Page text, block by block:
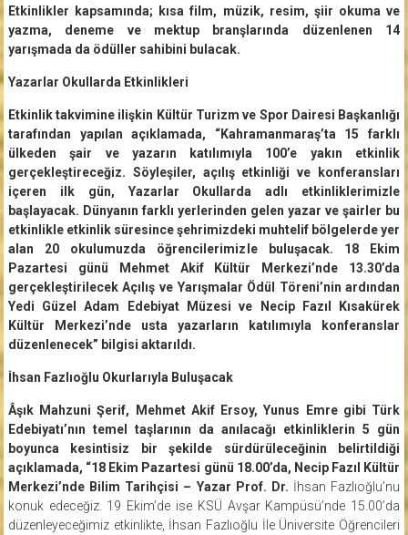
Etkinlikler kapsamında; kısa film, müzik, resim, şiir okuma ve
yazma, deneme ve mektup branşlarında düzenlenen 14
yarışmada da ödüller sahibini bulacak.
Yazarlar Okullarda Etkinlikleri
Etkinlik takvimine ilişkin Kültür Turizm ve Spor Dairesi Başkanlığı
tarafından yapılan açıklamada, “Kahramanmaraş’ta 15 farklı
ülkeden şair ve yazarın katılımıyla 100’e yakın etkinlik
gerçekleştireceğiz. Söyleşiler, açılış etkinliği ve konferansları
içeren ilk gün, Yazarlar Okullarda adlı etkinliklerimizle
başlayacak. Dünyanın farklı yerlerinden gelen yazar ve şairler bu
etkinlikle etkinlik süresince şehrimizdeki muhtelif bölgelerde yer
alan 20 okulumuzda öğrencilerimizle buluşacak. 18 Ekim
Pazartesi günü Mehmet Akif Kültür Merkezi’nde 13.30’da
gerçekleştirilecek Açılış ve Yarışmalar Ödül Töreni’nin ardından
Yedi Güzel Adam Edebiyat Müzesi ve Necip Fazıl Kısakürek
Kültür Merkezi’nde usta yazarların katılımıyla konferanslar
düzenlenecek” bilgisi aktarıldı.
İhsan Fazlıoğlu Okurlarıyla Buluşacak
Âşık Mahzuni Şerif, Mehmet Akif Ersoy, Yunus Emre gibi Türk
Edebiyatı’nın temel taşlarının da anılacağı etkinliklerin 5 gün
boyunca kesintisiz bir şekilde sürdürüleceğinin belirtildiği
açıklamada, “18 Ekim Pazartesi günü 18.00’da, Necip Fazıl Kültür
Merkezi’nde Bilim Tarihçisi – Yazar Prof. Dr. İhsan Fazlıoğlu’nu
konuk edeceğiz. 19 Ekim’de ise KSÜ Avşar Kampüsü’nde 15.00’da
düzenleyeceğimiz etkinlikte, İhsan Fazlıoğlu İle Üniversite Öğrencileri